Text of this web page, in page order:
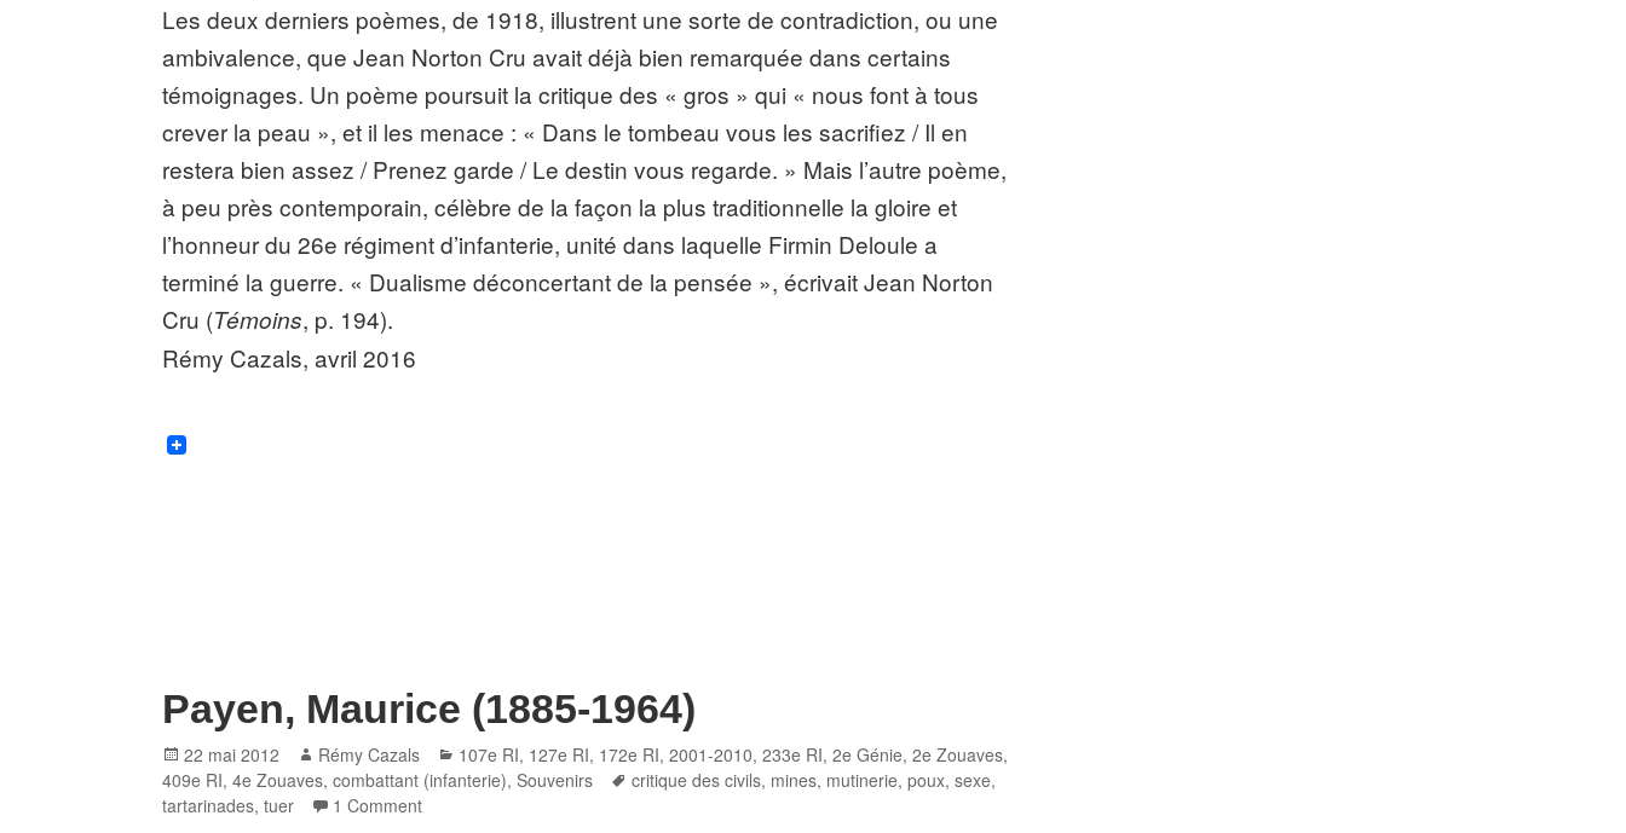
Les deux derniers poèmes, de 1918, illustrent une sorte de contradiction, ou une
ambivalence, que Jean Norton Cru avait déjà bien remarquée dans certains
témoignages. Un poème poursuit la critique des « gros » qui « nous font à tous
crever la peau », et il les menace : « Dans le tombeau vous les sacrifiez / Il en
restera bien assez / Prenez garde / Le destin vous regarde. » Mais l’autre poème,
à peu près contemporain, célèbre de la façon la plus traditionnelle la gloire et
l’honneur du 26e régiment d’infanterie, unité dans laquelle Firmin Deloule a
terminé la guerre. « Dualisme déconcertant de la pensée », écrivait Jean Norton
Cru (Témoins, p. 194).
Rémy Cazals, avril 2016
Payen, Maurice (1885-1964)
Posted
on
22 mai 2012 Author
Rémy Cazals Categories
107e RI, 127e RI, 172e RI,2001-2010,233e RI,2e Génie,2e Zouaves,
409e RI,4e Zouaves,combattant (infanterie),Souvenirs Tags
critique des civils, mines, mutinerie,poux,sexe,
tartarinades,tuer 1 Comment